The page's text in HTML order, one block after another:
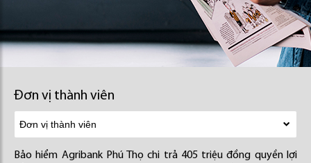
Đơn vị thành viên
Bảo hiểm Agribank Phú Thọ chi trả 405 triệu đồng quyền lợi